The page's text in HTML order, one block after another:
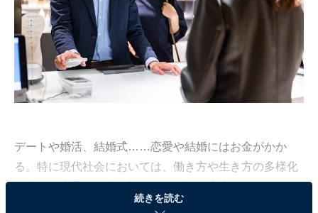
デートや婚活、結婚式……恋愛や結婚にはお金がかか
る。特に現代社会においては、働き方や生き方の多様化
連載では、これからの「恋愛とお金」について、アラサ
続きを読む